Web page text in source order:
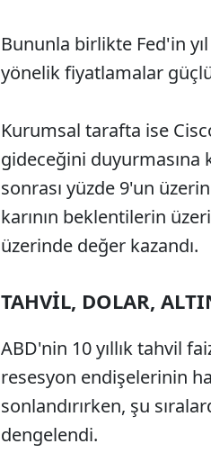
Bununla birlikte Fed'in
yönelik fiyatlamalar
Kurumsal tarafta ise
gideceğini duyurmasına
sonrası yüzde 9'un
karının beklentilerin
üzerinde değer kazandı.
TAHVİL, DOLAR,
ABD'nin 10 yıllık tahvil
resesyon endişelerinin
sonlandırırken, şu
dengelendi.